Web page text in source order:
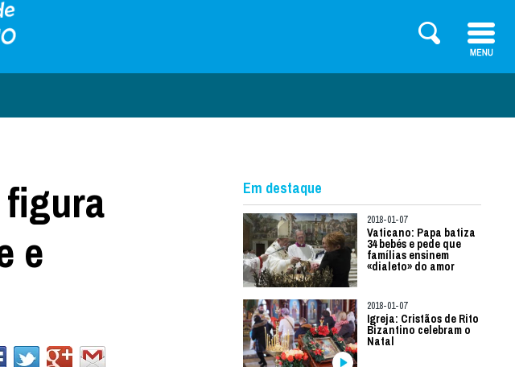
e
Em destaque
2018-01-07
Vaticano: Papa batiza
34 bebés e pede que
famílias ensinem
«dialeto» do amor
2018-01-07
Igreja: Cristãos de Rito
Bizantino celebram o
Natal